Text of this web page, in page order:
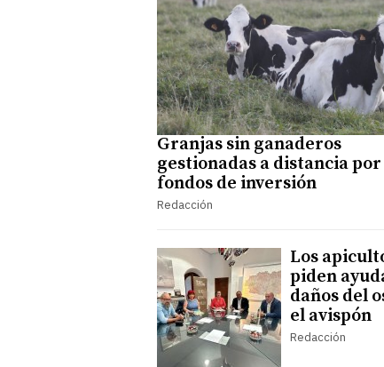
Granjas sin ganaderos
gestionadas a distancia por
fondos de inversión
Redacción
Los
piden
daños del
el avispón
Redacción